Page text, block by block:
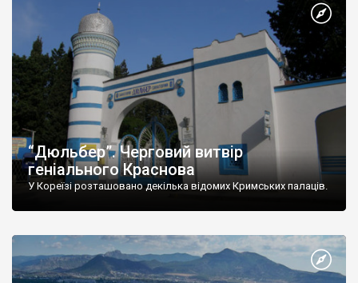
“Дюльбер”. Черговий витвір
геніального Краснова
У Кореїзі розташовано декілька відомих Кримських палаців.